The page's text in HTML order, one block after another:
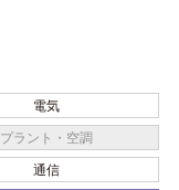
電気
プラント・空調
通信